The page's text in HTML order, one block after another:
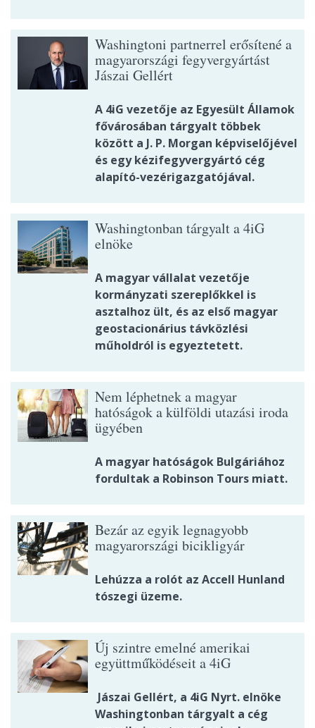
Washingtoni partnerrel erősítené a
magyarországi fegyvergyártást
Jászai Gellért
A 4iG vezetője az Egyesült Államok
fővárosában tárgyalt többek
között a J. P. Morgan képviselőjével
és egy kézifegyvergyártó cég
alapító-vezérigazgatójával.
Washingtonban tárgyalt a 4iG
elnöke
A magyar vállalat vezetője
kormányzati szereplőkkel is
asztalhoz ült, és az első magyar
geostacionárius távközlési
műholdról is egyeztetett.
Nem léphetnek a magyar
hatóságok a külföldi utazási iroda
ügyében
A magyar hatóságok Bulgáriához
fordultak a Robinson Tours miatt.
Bezár az egyik legnagyobb
magyarországi bicikligyár
Lehúzza a rolót az Accell Hunland
tószegi üzeme.
Új szintre emelné amerikai
együttműködéseit a 4iG
Jászai Gellért, a 4iG Nyrt. elnöke
Washingtonban tárgyalt a cég